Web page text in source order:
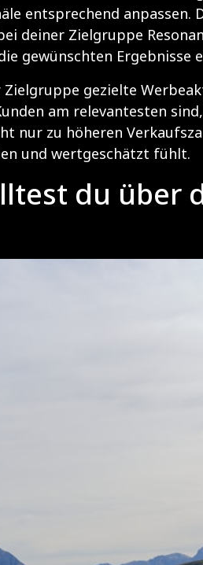
entsprechend
deiner Zielgruppe
gewünschten Ergebnisse
gezielte
am relevantesten
nur zu höheren
und wertgeschätzt fühlt.
du über